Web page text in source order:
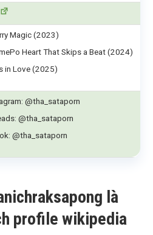
Magic (2023)
Heart That Skips a Beat (2024)
in Love (2025)
@tha_sataporn
@tha_sataporn
@tha_sataporn
là
profile wikipedia